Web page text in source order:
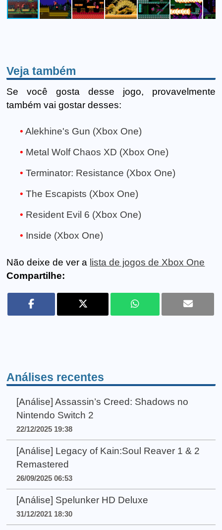
Veja também
Se você gosta desse jogo, provavelmente
também vai gostar desses:
Alekhine's Gun (Xbox One)
Metal Wolf Chaos XD (Xbox One)
Terminator: Resistance (Xbox One)
The Escapists (Xbox One)
Resident Evil 6 (Xbox One)
Inside (Xbox One)
Não deixe de ver a lista de jogos de Xbox One
Compartilhe:
Análises recentes
[Análise] Assassin’s Creed: Shadows no
Nintendo Switch 2
22/12/2025 19:38
[Análise] Legacy of Kain:Soul Reaver 1 & 2
Remastered
26/09/2025 06:53
[Análise] Spelunker HD Deluxe
31/12/2021 18:30